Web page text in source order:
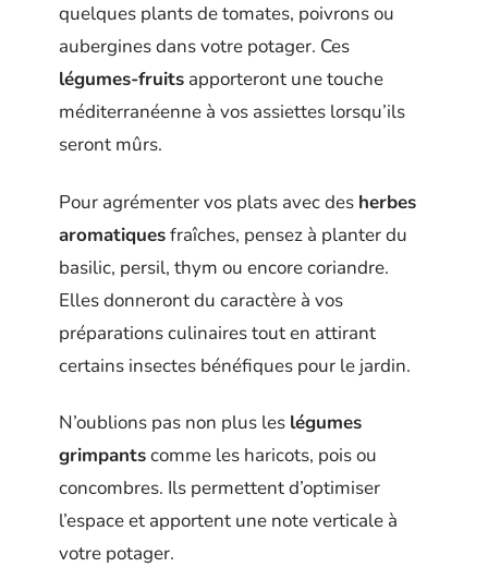
quelques plants de tomates, poivrons ou
aubergines dans votre potager. Ces
légumes-fruits apporteront une touche
méditerranéenne à vos assiettes lorsqu’ils
seront mûrs.
Pour agrémenter vos plats avec des herbes
aromatiquesfraîches, pensez à planter du
basilic, persil, thym ou encore coriandre.
Elles donneront du caractère à vos
préparations culinaires tout en attirant
certains insectes bénéfiques pour le jardin.
N’oublions pas non plus les légumes
grimpantscomme les haricots, pois ou
concombres. Ils permettent d’optimiser
l’espace et apportent une note verticale à
votre potager.